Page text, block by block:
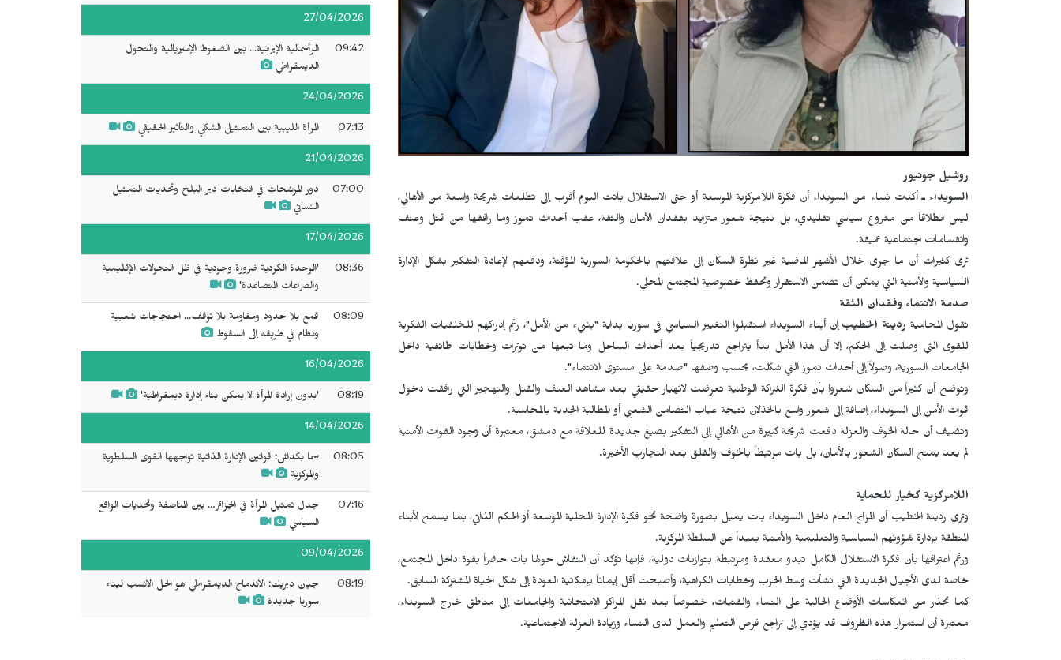
روشيل جونيور
السويداء ـأكدت نساء من السويداء أن فكرة اللامركزية الموسعة أو حتى الاستقلال باتت اليوم أقرب إلى تطلعات شريحة واسعة من الأهالي،
ليس انطلاقاً من مشروع سياسي تقليدي، بل نتيجة شعور متزايد بفقدان الأمان والثقة، عقب أحداث تموز وما رافقها من قتل وعنف
وانقسامات اجتماعية عميقة.
ترى كثيرات أن ما جرى خلال الأشهر الماضية غير نظرة السكان إلى علاقتهم بالحكومة السورية المؤقتة، ودفعهم لإعادة التفكير بشكل الإدارة
السياسية والأمنية التي يمكن أن تضمن الاستقرار وتحفظ خصوصية المجتمع المحلي.
صدمة الانتماء وفقدان الثقة
تقول المحامية ردينة الخطيبإن أبناء السويداء استقبلوا التغيير السياسي في سوريا بداية "بشيء من الأمل"، رغم إدراكهم للخلفيات الفكرية
للقوى التي وصلت إلى الحكم، إلا أن هذا الأمل بدأ يتراجع تدريجياً بعد أحداث الساحل وما تبعها من توترات وخطابات طائفية داخل
الجامعات السورية، وصولاً إلى أحداث تموز التي شكلت، بحسب وصفها "صدمة على مستوى الانتماء".
وتوضح أن كثيراً من السكان شعروا بأن فكرة الشراكة الوطنية تعرضت لانهيار حقيقي بعد مشاهد العنف والقتل والتهجير التي رافقت دخول
قوات الأمن إلى السويداء، إضافة إلى شعور واسع بالخذلان نتيجة غياب التضامن الشعبي أو المطالبة الجدية بالمحاسبة.
وتضيف أن حالة الخوف والعزلة دفعت شريحة كبيرة من الأهالي إلى التفكير بصيغ جديدة للعلاقة مع دمشق، معتبرة أن وجود القوات الأمنية
لم يعد يمنح السكان الشعور بالأمان، بل بات مرتبطاً بالخوف والقلق بعد التجارب الأخيرة.
اللامركزية كخيار للحماية
وترى ردينة الخطيب أن المزاج العام داخل السويداء بات يميل بصورة واضحة نحو فكرة الإدارة المحلية الموسعة أو الحكم الذاتي، بما يسمح لأبناء
المنطقة بإدارة شؤونهم السياسية والتعليمية والأمنية بعيداً عن السلطة المركزية.
ورغم اعترافها بأن فكرة الاستقلال الكامل تبدو معقدة ومرتبطة بتوازنات دولية، فإنها تؤكد أن النقاش حولها بات حاضراً بقوة داخل المجتمع،
خاصة لدى الأجيال الجديدة التي نشأت وسط الحرب وخطابات الكراهية، وأصبحت أقل إيماناً بإمكانية العودة إلى شكل الحياة المشتركة السابق.
كما تحذر من انعكاسات الأوضاع الحالية على النساء والفتيات، خصوصاً بعد نقل المراكز الامتحانية والجامعات إلى مناطق خارج السويداء،
معتبرة أن استمرار هذه الظروف قد يؤدي إلى تراجع فرص التعليم والعمل لدى النساء وزيادة العزلة الاجتماعية.
27/04/2026
09:42
الرأسمالية الإيرانية... بين الضغوط الإمبريالية والتحول
الديمقراطي
24/04/2026
07:13 المرأة الليبية بين التمثيل الشكلي والتأثير الحقيقي
21/04/2026
07:00
دور المرشحات في انتخابات دير البلح وتحديات التمثيل
النسائي
17/04/2026
08:36
'الوحدة الكردية ضرورة وجودية في ظل التحولات الإقليمية
والصراعات المتصاعدة'
08:09
قمع بلا حدود ومقاومة بلا توقف... احتجاجات شعبية
ونظام في طريقه إلى السقوط
16/04/2026
08:19 'بدون إرادة المرأة لا يمكن بناء إدارة ديمقراطية'
14/04/2026
08:05
سما بكداش: قوانين الإدارة الذاتية تواجهها القوى السلطوية
والمركزية
07:16
جدل تمثيل المرأة في الجزائر… بين المناصفة وتحديات الواقع
السياسي
09/04/2026
08:19
جيان ديريك: الاندماج الديمقراطي هو الحل الانسب لبناء
سوريا جديدة